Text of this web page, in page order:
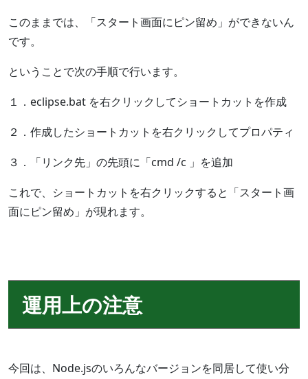
このままでは、「スタート画面にピン留め」ができないん
です。
ということで次の手順で行います。
１．eclipse.bat を右クリックしてショートカットを作成
２．作成したショートカットを右クリックしてプロパティ
３．「リンク先」の先頭に「cmd /c 」を追加
これで、ショートカットを右クリックすると「スタート画
面にピン留め」が現れます。
運用上の注意
今回は、Node.jsのいろんなバージョンを同居して使い分